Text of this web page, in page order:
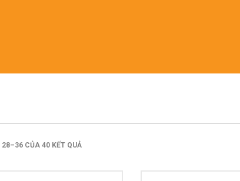
28–36 CỦA 40 KẾT QUẢ